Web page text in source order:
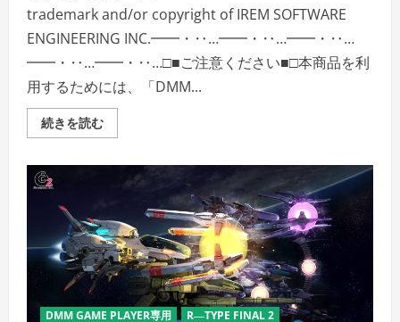
trademark and/or copyright of IREM SOFTWARE
ENGINEERING INC.━━・‥…━━・‥…━━・‥…
━━・‥…━━・‥…□■ご注意ください■□本商品を利
用するためには、「DMM...
続きを読む＜
DLC
FINAL
マ
ー
ジ
ュ
ス
テ
ー
ジ
DMM GAME PLAYER専用
R―TYPE FINAL 2